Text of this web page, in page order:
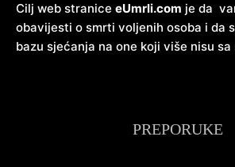
Cilj web stranice eUmrli.com je da
obavijesti o smrti voljenih osoba i da
bazu sjećanja na one koji više nisu sa
PREPORUKE